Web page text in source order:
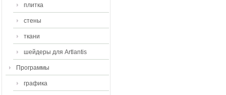
плитка
стены
ткани
шейдеры для Artlantis
Программы
графика